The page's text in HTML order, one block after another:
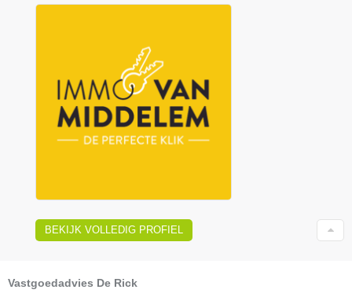
BEKIJK VOLLEDIG PROFIEL
Vastgoedadvies De Rick